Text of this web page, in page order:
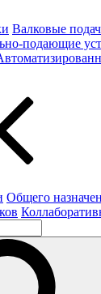
Валковые
подающие
Общего